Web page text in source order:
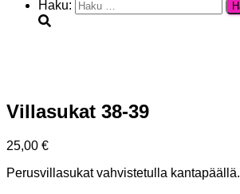
Haku:
Villasukat 38-39
25,00 €
Perusvillasukat vahvistetulla kantapäällä.